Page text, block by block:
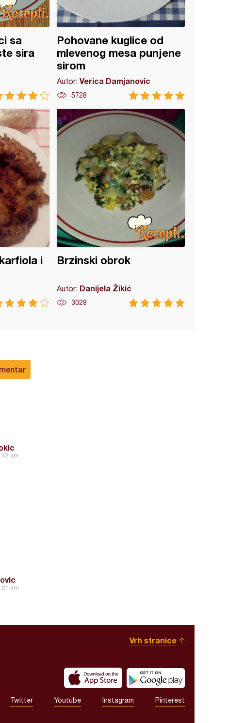
sa
sira
Pohovane kuglice od
mlevenog mesa punjene
sirom
Autor:Verica Damjanovic
5728
i
Brzinski obrok
Autor: Danijela Žikić
3028
am
am
Vrh stranice
Twitter Youtube Instagram Pinterest